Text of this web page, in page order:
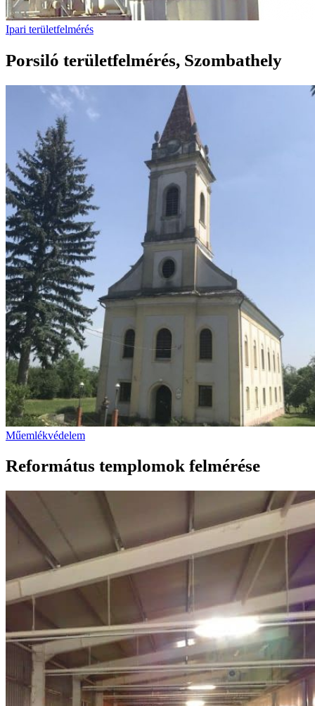
Ipari területfelmérés
Porsiló területfelmérés, Szombathely
Műemlékvédelem
Református templomok felmérése